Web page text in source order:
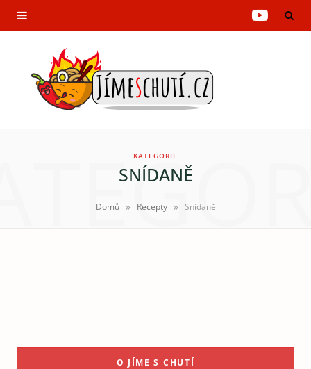
Y
KATEGORIE
SNÍDANĚ
Domů » Recepty » Snídaně
O JÍME S CHUTÍ